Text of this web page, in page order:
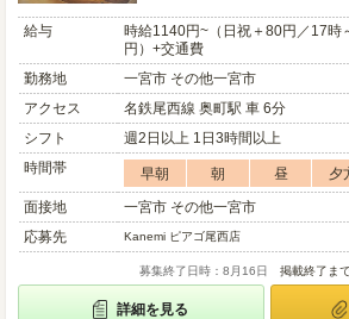
給与
時給1140円~（日祝＋80円／17時
円）+交通費
勤務地
一宮市 その他一宮市
アクセス
名鉄尾西線 奥町駅 車 6分
シフト
週2日以上 1日3時間以上
時間帯
早朝 朝 昼 夕
面接地
一宮市 その他一宮市
応募先
Kanemi ピアゴ尾西店
募集終了日時：8月16日 掲載終了ま
詳細を見る